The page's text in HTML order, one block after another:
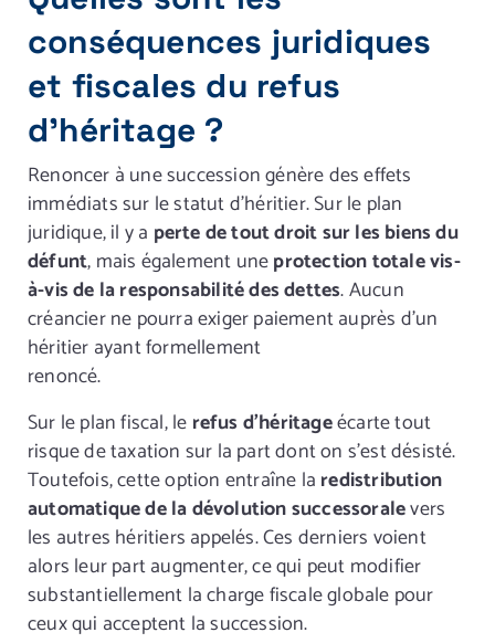
conséquences juridiques
et fiscales du refus
d’héritage ?
Renoncer à une succession génère des effets
immédiats sur le statut d’héritier. Sur le plan
juridique, il y a perte de tout droit sur les biens du
défunt, mais également uneprotection totale vis-
à-vis de la responsabilité des dettes. Aucun
créancier ne pourra exiger paiement auprès d’un
héritier ayant formellement
renoncé.
Sur le plan fiscal, le refus d’héritageécarte tout
risque de taxation sur la part dont on s’est désisté.
Toutefois, cette option entraîne la redistribution
automatique de la dévolution successoralevers
les autres héritiers appelés. Ces derniers voient
alors leur part augmenter, ce qui peut modifier
substantiellement la charge fiscale globale pour
ceux qui acceptent la succession.